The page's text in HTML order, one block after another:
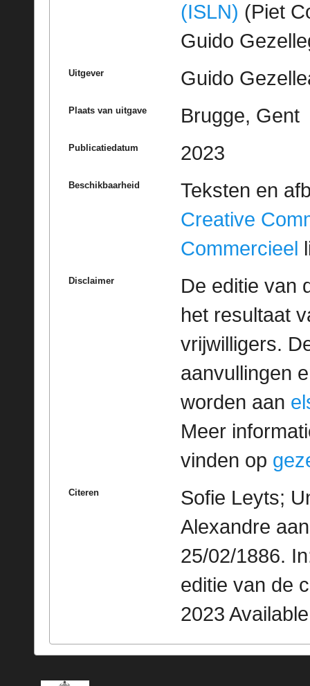
(ISLN) (Piet
Guido
Uitgever Guido
Plaats van uitgave Brugge, Gent
Publicatiedatum 2023
Beschikbaarheid
Teksten en
Creative
Commercieel
Disclaimer
De editie van
het resultaat
vrijwilligers.
aanvullingen
worden aan
Meer
vinden op
Citeren
Sofie Leyts;
Alexandre
25/02/1886.
editie van de
2023